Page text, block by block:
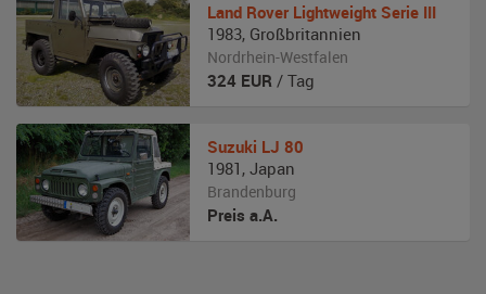
Land Rover Lightweight Serie III
1983, Großbritannien
Nordrhein-Westfalen
324 EUR / Tag
Suzuki LJ 80
1981 , Japan
Brandenburg
Preis a.A.